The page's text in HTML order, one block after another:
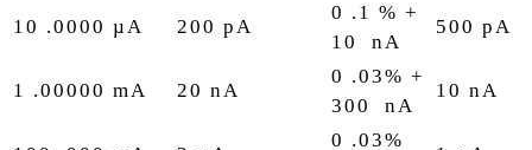
10 .0000 µA 200 pA
0 .1 % +
10 nA
500 pA
1 .00000 mA 20 nA
0 .03% +
300 nA
10 nA
0 .03%